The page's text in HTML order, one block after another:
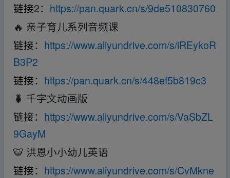
链接2： https://pan.quark.cn/s/9de510830760
🔥 亲子育儿系列音频课
链接： https://www.aliyundrive.com/s/iREykoR
B3P2
链接： https://pan.quark.cn/s/448ef5b819c3
🐛 千字文动画版
链接： https://www.aliyundrive.com/s/VaSbZL
9GayM
🐯 洪恩小小幼儿英语
链接： https://www.aliyundrive.com/s/CvMkne